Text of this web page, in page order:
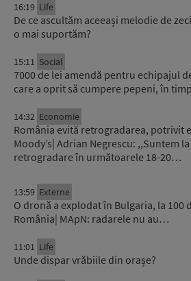
16:19 Life
De ce ascultăm aceeași melodie de
o mai suportăm?
15:11 Social
7000 de lei amendă pentru echipajul
care a oprit să cumpere pepeni, în
14:32 Economie
România evită retrogradarea, potrivit
Moody’s| Adrian Negrescu: ,,Suntem
retrogradare în următoarele 18-20…
13:59 Externe
O dronă a explodat în Bulgaria, la 100
România| MApN: radarele nu au…
11:01 Life
Unde dispar vrăbiile din orașe?